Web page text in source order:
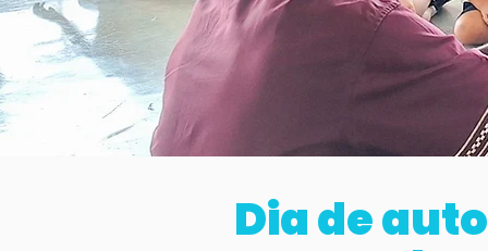
Dia de